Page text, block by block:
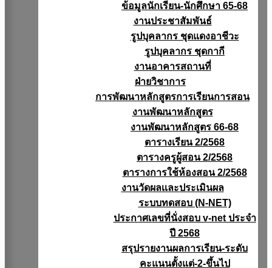
ข้อมูลนักเรียน-นักศึกษา 65-68
งานประชาสัมพันธ์
รูปบุคลากร ชุดแดงอาชีวะ
รูปบุคลากร ชุดกากี
งานอาคารสถานที่
ฝ่ายวิชาการ
การพัฒนาหลักสูตรการเรียนการสอน
งานพัฒนาหลักสูตร
งานพัฒนาหลักสูตร 66-68
ตารางเรียน 2/2568
ตารางครูผู้สอน 2/2568
ตารางการใช้ห้องสอน 2/2568
งานวัดผลเเละประเมินผล
ระบบทดสอบ (N-NET)
ประกาศเลขที่นั่งสอบ v-net ประจำ
ปี 2568
สรุปรายงานผลการเรียน-ระดับ
คะแนนตั้งแต่-2-ขึ้นไป